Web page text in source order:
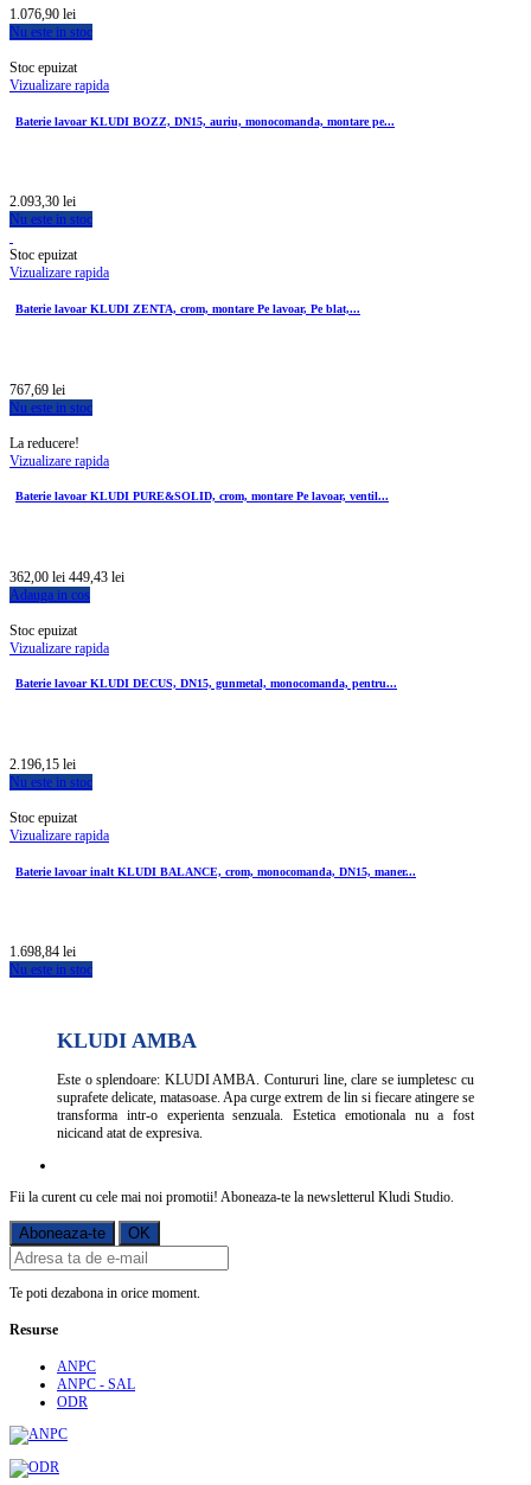
1.076,90 lei
Nu este in stoc
Stoc epuizat
Vizualizare rapida
Baterie lavoar KLUDI BOZZ, DN15, auriu, monocomanda, montare pe...
2.093,30 lei
Nu este in stoc
Stoc epuizat
Vizualizare rapida
Baterie lavoar KLUDI ZENTA, crom, montare Pe lavoar, Pe blat,...
767,69 lei
Nu este in stoc
La reducere!
Vizualizare rapida
Baterie lavoar KLUDI PURE&SOLID, crom, montare Pe lavoar, ventil...
362,00 lei 449,43 lei
Adauga in cos
Stoc epuizat
Vizualizare rapida
Baterie lavoar KLUDI DECUS, DN15, gunmetal, monocomanda, pentru...
2.196,15 lei
Nu este in stoc
Stoc epuizat
Vizualizare rapida
Baterie lavoar inalt KLUDI BALANCE, crom, monocomanda, DN15, maner...
1.698,84 lei
Nu este in stoc
KLUDI AMBA
Este o splendoare: KLUDI AMBA. Contururi line, clare se iumpletesc cu
suprafete delicate, matasoase. Apa curge extrem de lin si fiecare atingere se
transforma intr-o experienta senzuala. Estetica emotionala nu a fost
nicicand atat de expresiva.
Fii la curent cu cele mai noi promotii! Aboneaza-te la newsletterul Kludi Studio.
Te poti dezabona in orice moment.
Resurse
ANPC
ANPC - SAL
ODR